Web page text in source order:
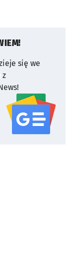
się we
z
serwisu